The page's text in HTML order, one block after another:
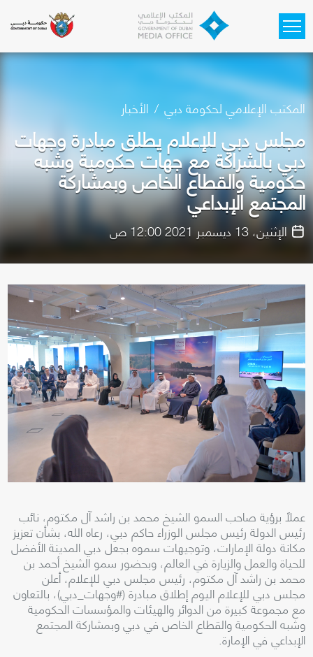
المكتب الإعلامي لحكومة دبي الأخبار
مجلس دبي للإعلام يطلق مبادرة وجهات
دبي بالشراكة مع جهات حكومية وشبه
حكومية والقطاع الخاص وبمشاركة
المجتمع الإبداعي
الإثنين، 13 ديسمبر 2021 12:00 ص
عملاً برؤية صاحب السمو الشيخ محمد بن راشد آل مكتوم، نائب
رئيس الدولة رئيس مجلس الوزراء حاكم دبي، رعاه الله، بشأن تعزيز
مكانة دولة الإمارات، وتوجيهات سموه بجعل دبي المدينة الأفضل
للحياة والعمل والزيارة في العالم، وبحضور سمو الشيخ أحمد بن
محمد بن راشد آل مكتوم، رئيس مجلس دبي للإعلام، أعلن
مجلس دبي للإعلام اليوم إطلاق مبادرة (#وجهات_دبي)، بالتعاون
مع مجموعة كبيرة من الدوائر والهيئات والمؤسسات الحكومية
وشبه الحكومية والقطاع الخاص في دبي وبمشاركة المجتمع
الإبداعي في الإمارة.